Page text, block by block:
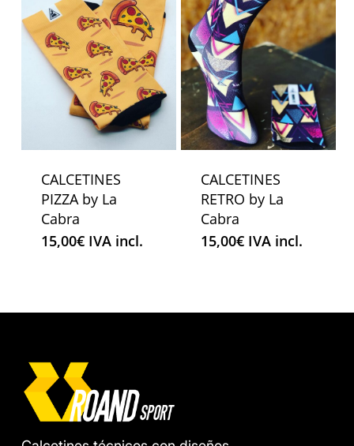
CALCETINES
PIZZA by La
Cabra
15,00€ IVA incl.
CALCETINES
RETRO by La
Cabra
15,00€ IVA incl.